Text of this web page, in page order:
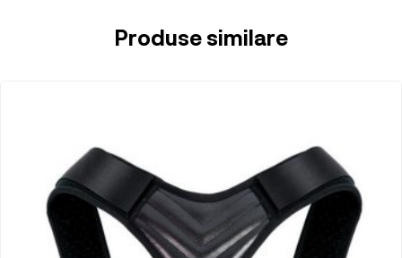
Produse similare